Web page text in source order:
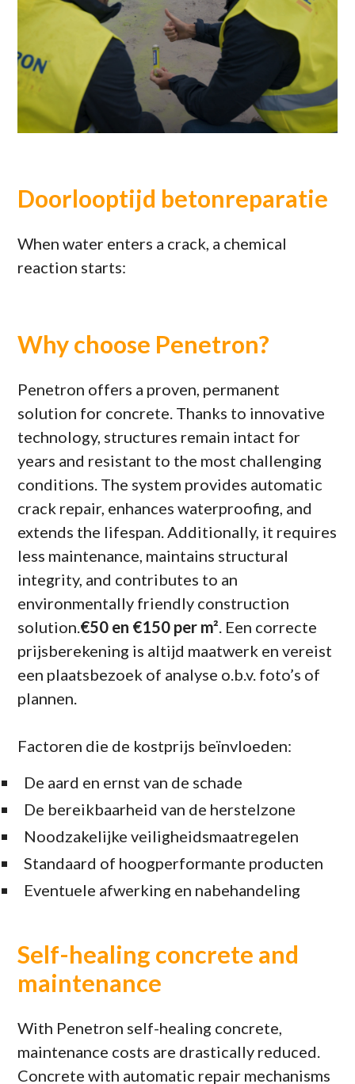
Doorlooptijd betonreparatie
When water enters a crack, a chemical
reaction starts:
Why choose Penetron?
Penetron offers a proven, permanent
solution for concrete. Thanks to innovative
technology, structures remain intact for
years and resistant to the most challenging
conditions. The system provides automatic
crack repair, enhances waterproofing, and
extends the lifespan. Additionally, it requires
less maintenance, maintains structural
integrity, and contributes to an
environmentally friendly construction
solution. €50 en €150 per m² . Een correcte
prijsberekening is altijd maatwerk en vereist
een plaatsbezoek of analyse o.b.v. foto’s of
plannen.
Factoren die de kostprijs beïnvloeden:
De aard en ernst van de schade
De bereikbaarheid van de herstelzone
Noodzakelijke veiligheidsmaatregelen
Standaard of hoogperformante producten
Eventuele afwerking en nabehandeling
Self-healing concrete and
maintenance
With Penetron self-healing concrete,
maintenance costs are drastically reduced.
Concrete with automatic repair mechanisms